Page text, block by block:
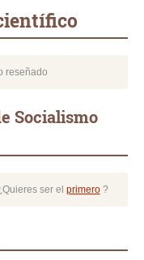
reseñado
Socialismo
ser el primero?